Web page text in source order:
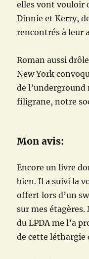
elles vont vouloir
Dinnie et Kerry,
rencontrés à leur
Roman aussi
New York
de
filigrane, notre
Mon avis:
Encore un livre
bien. Il a suivi la
offert lors d’un
sur mes
du LPDA me l’a
de cette léthargie